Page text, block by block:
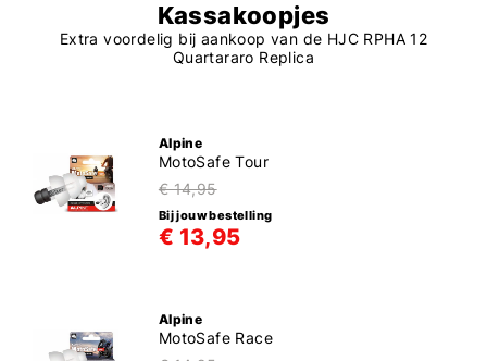
Kassakoopjes
Extra voordelig bij aankoop van de HJC RPHA 12
Quartararo Replica
Alpine
MotoSafe Tour
€ 14,95
Bij jouw bestelling
€ 13,95
Alpine
MotoSafe Race